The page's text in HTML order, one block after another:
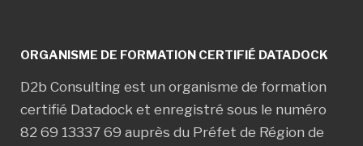
ORGANISME DE FORMATION CERTIFIÉ DATADOCK
D2b Consulting est un organisme de formation
certifié Datadock et enregistré sous le numéro
82 69 13337 69 auprès du Préfet de Région de